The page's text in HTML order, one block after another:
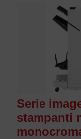
Serie
stampanti